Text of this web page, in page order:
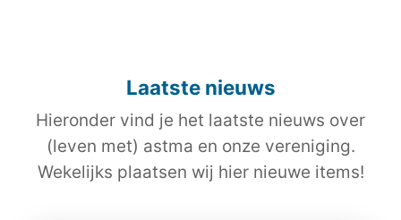
Laatste nieuws
Hieronder vind je het laatste nieuws over
(leven met) astma en onze vereniging.
Wekelijks plaatsen wij hier nieuwe items!